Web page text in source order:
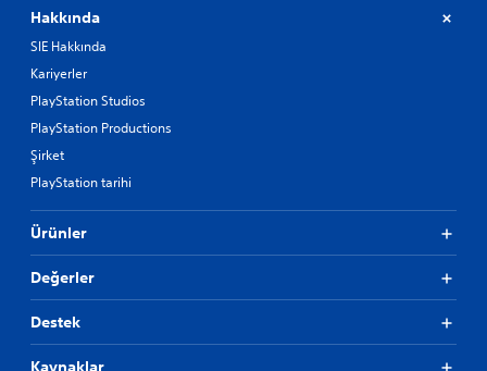
Hakkında
SIE Hakkında
Kariyerler
PlayStation Studios
PlayStation Productions
Şirket
PlayStation tarihi
Ürünler
Değerler
Destek
Kaynaklar